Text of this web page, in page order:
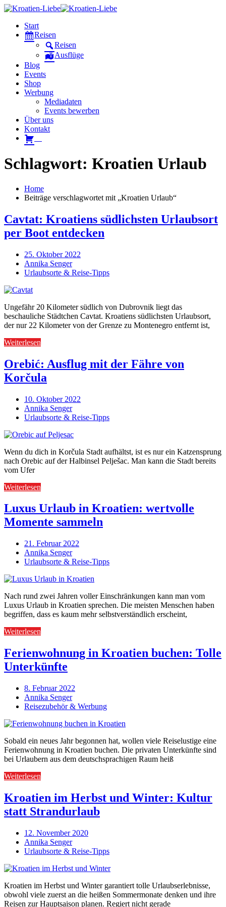
Start
Reisen
Reisen
Ausflüge
Blog
Events
Shop
Werbung
Mediadaten
Events bewerben
Über uns
Kontakt
Schlagwort: Kroatien Urlaub
Home
Beiträge verschlagwortet mit „Kroatien Urlaub“
Cavtat: Kroatiens südlichsten Urlaubsort
per Boot entdecken
25. Oktober 2022
Annika Senger
Urlaubsorte & Reise-Tipps
Ungefähr 20 Kilometer südlich von Dubrovnik liegt das
beschauliche Städtchen Cavtat. Kroatiens südlichsten Urlaubsort,
der nur 22 Kilometer von der Grenze zu Montenegro entfernt ist,
Weiterlesen
Orebić: Ausflug mit der Fähre von
Korčula
10. Oktober 2022
Annika Senger
Urlaubsorte & Reise-Tipps
Wenn du dich in Korčula Stadt aufhältst, ist es nur ein Katzensprung
nach Orebic auf der Halbinsel Pelješac. Man kann die Stadt bereits
vom Ufer
Weiterlesen
Luxus Urlaub in Kroatien: wertvolle
Momente sammeln
21. Februar 2022
Annika Senger
Urlaubsorte & Reise-Tipps
Nach rund zwei Jahren voller Einschränkungen kann man vom
Luxus Urlaub in Kroatien sprechen. Die meisten Menschen haben
begriffen, dass es kaum mehr selbstverständlich erscheint,
Weiterlesen
Ferienwohnung in Kroatien buchen: Tolle
Unterkünfte
8. Februar 2022
Annika Senger
Reisezubehör & Werbung
Sobald ein neues Jahr begonnen hat, wollen viele Reiselustige eine
Ferienwohnung in Kroatien buchen. Die privaten Unterkünfte sind
bei Urlaubern aus dem deutschsprachigen Raum heiß
Weiterlesen
Kroatien im Herbst und Winter: Kultur
statt Strandurlaub
12. November 2020
Annika Senger
Urlaubsorte & Reise-Tipps
Kroatien im Herbst und Winter garantiert tolle Urlaubserlebnisse,
obwohl viele zuerst an die heißen Sommermonate denken und ihre
Reisen zur Hauptsaison planen. Regiert nicht gerade